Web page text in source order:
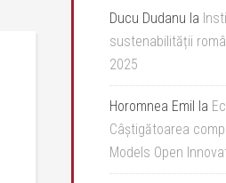
Ducu Dudanu la
sustenabilității
2025
Horomnea Emil la
Câștigătoarea
Models Open